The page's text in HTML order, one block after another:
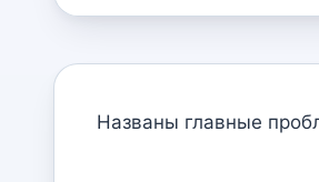
Названы главные